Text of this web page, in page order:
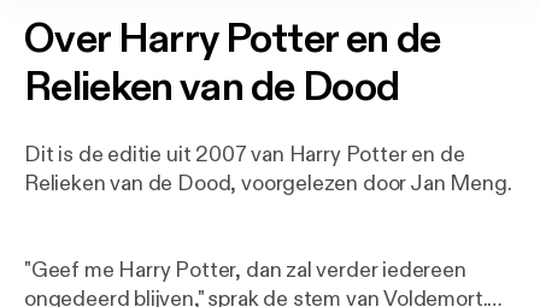
Over Harry Potter en de
Relieken van de Dood
Dit is de editie uit 2007 van Harry Potter en de
Relieken van de Dood, voorgelezen door Jan Meng.
"Geef me Harry Potter, dan zal verder iedereen
ongedeerd blijven," sprak de stem van Voldemort.